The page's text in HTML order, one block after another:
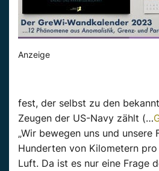
Anzeige
fest, der selbst zu den
Zeugen der US-Navy zählt (…
„Wir bewegen uns und unsere
Hunderten von Kilometern
Luft. Da ist es nur eine Frage